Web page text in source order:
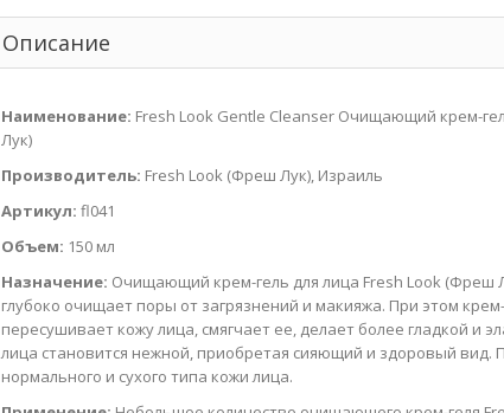
Описание
Наименование: Fresh Look Gentle Cleanser Очищающий крем-
Лук)
Производитель: Fresh Look (Фреш Лук), Израиль
Артикул: fl041
Объем: 150 мл
Назначение: Очищающий крем-гель для лица Fresh Look (Фреш
глубоко очищает поры от загрязнений и макияжа. При этом
пересушивает кожу лица, смягчает ее, делает более гладкой и
лица становится нежной, приобретая сияющий и здоровый вид.
нормального и сухого типа кожи лица.